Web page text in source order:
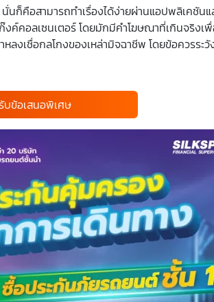
อสามารถทำเรื่องได้ง่ายผ่านแอปพลิเคชันแล
ค์คอลเซนเตอร์ โดยมักมีคำโฆษณาที่เกินจริงเ
ลงเชื่อกลโกงของเหล่ามิจฉาชีพ โดยข้อควรร
บข้อเสนอพิเศษ